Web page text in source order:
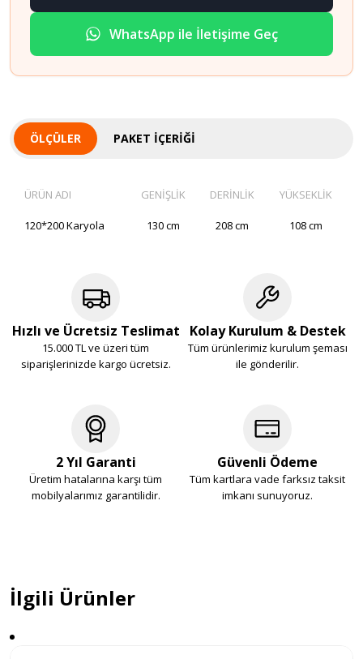
WhatsApp ile İletişime Geç
ÖLÇÜLER PAKET İÇERIĞI
ÜRÜN ADI GENİŞLİK DERİNLİK YÜKSEKLİK
120*200 Karyola 130 cm 208 cm 108 cm
Hızlı ve Ücretsiz Teslimat
15.000 TL ve üzeri tüm
siparişlerinizde kargo ücretsiz.
Kolay Kurulum & Destek
Tüm ürünlerimiz kurulum şeması
ile gönderilir.
2 Yıl Garanti
Üretim hatalarına karşı tüm
mobilyalarımız garantilidir.
Güvenli Ödeme
Tüm kartlara vade farksız taksit
imkanı sunuyoruz.
İlgili Ürünler